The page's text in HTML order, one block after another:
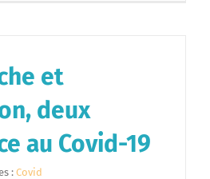
et
deux
au Covid-19
: Covid